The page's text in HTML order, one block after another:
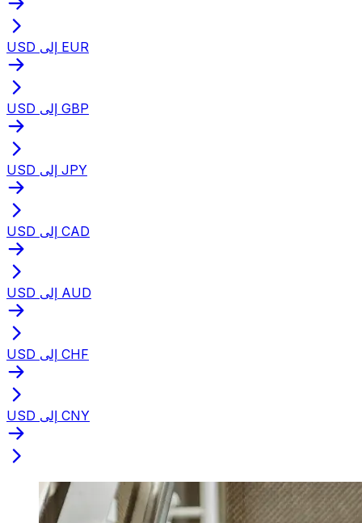
USD إلى EUR
USD إلى GBP
USD إلى JPY
USD إلى CAD
USD إلى AUD
USD إلى CHF
USD إلى CNY